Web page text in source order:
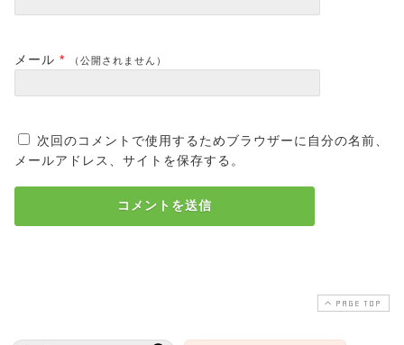
メール * （公開されません）
次回のコメントで使用するためブラウザーに自分の名前、
メールアドレス、サイトを保存する。
PAGE TOP